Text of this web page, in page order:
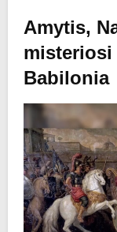
Amytis,
Babilonia